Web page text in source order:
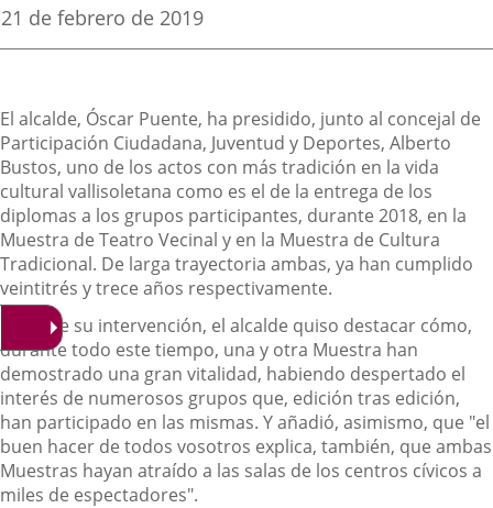
aplicaciónaplicación
Fecha
la
21 de febrero de 2019
Descripción
El alcalde, Óscar Puente, ha presidido, junto al concejal de
Participación Ciudadana, Juventud y Deportes, Alberto
Bustos, uno de los actos con más tradición en la vida
cultural vallisoletana como es el de la entrega de los
diplomas a los grupos participantes, durante 2018, en la
Muestra de Teatro Vecinal y en la Muestra de Cultura
Tradicional. De larga trayectoria ambas, ya han cumplido
veintitrés y trece años respectivamente.
Durante su intervención, el alcalde quiso destacar cómo,
durante todo este tiempo, una y otra Muestra han
demostrado una gran vitalidad, habiendo despertado el
interés de numerosos grupos que, edición tras edición,
han participado en las mismas. Y añadió, asimismo, que "el
buen hacer de todos vosotros explica, también, que ambas
Muestras hayan atraído a las salas de los centros cívicos a
miles de espectadores".